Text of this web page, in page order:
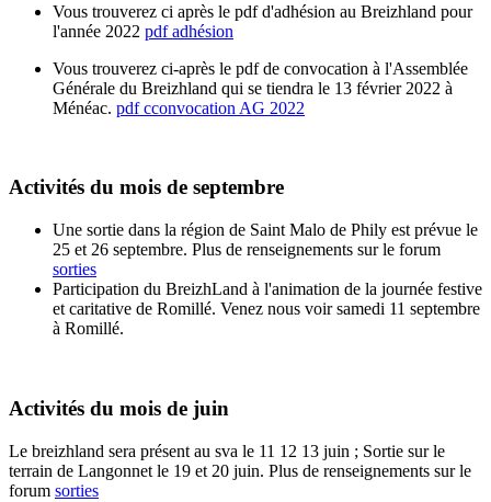
Vous trouverez ci après le pdf d'adhésion au Breizhland pour
l'année 2022 pdf adhésion
Vous trouverez ci-après le pdf de convocation à l'Assemblée
Générale du Breizhland qui se tiendra le 13 février 2022 à
Ménéac. pdf cconvocation AG 2022
Activités du mois de septembre
Une sortie dans la région de Saint Malo de Phily est prévue le
25 et 26 septembre. Plus de renseignements sur le forum
sorties
Participation du BreizhLand à l'animation de la journée festive
et caritative de Romillé. Venez nous voir samedi 11 septembre
à Romillé.
Activités du mois de juin
Le breizhland sera présent au sva le 11 12 13 juin ; Sortie sur le
terrain de Langonnet le 19 et 20 juin. Plus de renseignements sur le
forum sorties